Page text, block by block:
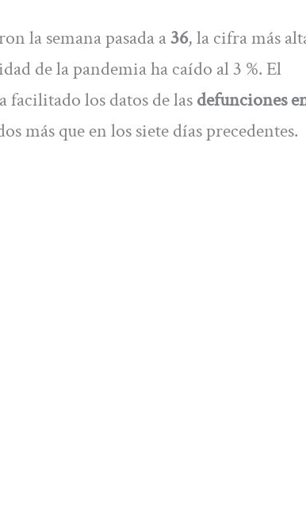
la semana pasada a36, la cifra más
de la pandemia ha caído al 3 %. El
facilitado los datos de lasdefunciones
más que en los siete días precedentes.